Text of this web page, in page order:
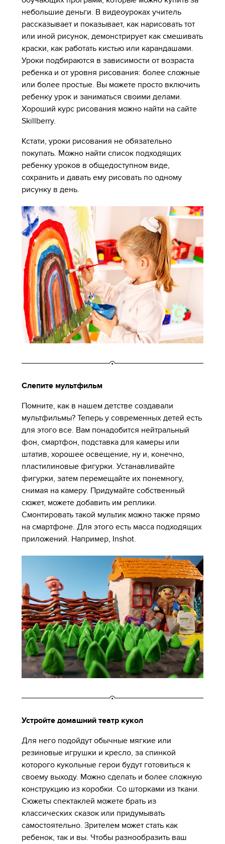
небольшие деньги. В видеоуроках учитель
рассказывает и показывает, как нарисовать тот
или иной рисунок, демонстрирует как смешивать
краски, как работать кистью или карандашами.
Уроки подбираются в зависимости от возраста
ребенка и от уровня рисования: более сложные
или более простые. Вы можете просто включить
ребенку урок и заниматься своими делами.
Хороший курс рисования можно найти на сайте
Skillberry.
Кстати, уроки рисования не обязательно
покупать. Можно найти список подходящих
ребенку уроков в общедоступном виде,
сохранить и давать ему рисовать по одному
рисунку в день.
Слепите мультфильм
Помните, как в нашем детстве создавали
мультфильмы? Теперь у современных детей есть
для этого все. Вам понадобится нейтральный
фон, смартфон, подставка для камеры или
штатив, хорошее освещение, ну и, конечно,
пластилиновые фигурки. Устанавливайте
фигурки, затем перемещайте их понемногу,
снимая на камеру. Придумайте собственный
сюжет, можете добавить им реплики.
Смонтировать такой мультик можно также прямо
на смартфоне. Для этого есть масса подходящих
приложений. Например, Inshot.
Устройте домашний театр кукол
Для него подойдут обычные мягкие или
резиновые игрушки и кресло, за спинкой
которого кукольные герои будут готовиться к
своему выходу. Можно сделать и более сложную
конструкцию из коробки. Со шторками из ткани.
Сюжеты спектаклей можете брать из
классических сказок или придумывать
самостоятельно. Зрителем может стать как
ребенок, так и вы. Чтобы разнообразить ваш